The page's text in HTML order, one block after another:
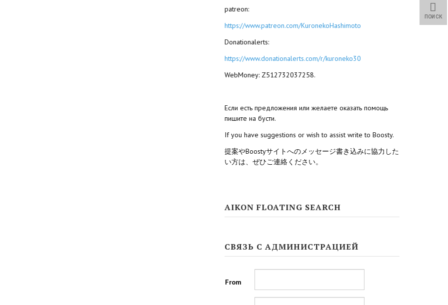
patreon:
https://www.patreon.com/KuronekoHashimoto
Donationalerts:
https://www.donationalerts.com/r/kuroneko30
WebMoney: Z512732037258.
Если есть предложения или желаете оказать помощь
пишите на бусти.
If you have suggestions or wish to assist write to Boosty.
提案やBoostyサイトへのメッセージ書き込みに協力した
い方は、ぜひご連絡ください。
AIKON FLOATING SEARCH
ПОИСК
СВЯЗЬ С АДМИНИСТРАЦИЕЙ
From